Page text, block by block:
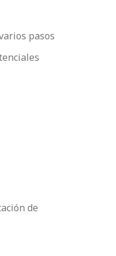
pasos
de